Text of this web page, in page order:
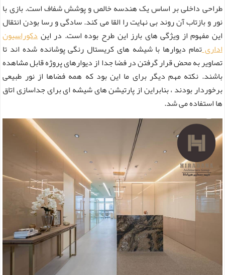
طراحی داخلی بر اساس یک هندسه خالص و پوشش شفاف است. بازی با
نور و بازتاب آن روند بی نهایت را القا می کند. سادگی و رسا بودن انتقال
این مفهوم از ویژگی های بارز این طرح بوده است. در ایندکوراسیون
اداریتمام دیوارها با شیشه های کریستال رنگی پوشانده شده اند تا
تصاویر به محض قرار گرفتن در فضا جدا از دیوارهای پروژه قابل مشاهده
باشند. نکته مهم دیگر برای ما این بود که همه فضاها از نور طبیعی
برخوردار بودند ، بنابراین از پارتیشن های شیشه ای برای جداسازی اتاق
ها استفاده می شد.